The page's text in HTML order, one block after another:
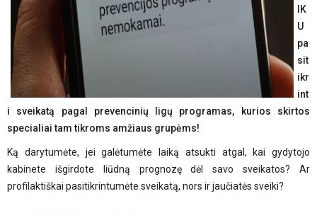
IK
U
pa
sit
ikr
int
i sveikatą pagal prevencinių ligų programas, kurios skirtos
specialiai tam tikroms amžiaus grupėms!
Ką darytumėte, jei galėtumėte laiką atsukti atgal, kai gydytojo
kabinete išgirdote liūdną prognozę dėl savo sveikatos? Ar
profilaktiškai pasitikrintumėte sveikatą, nors ir jaučiatės sveiki?